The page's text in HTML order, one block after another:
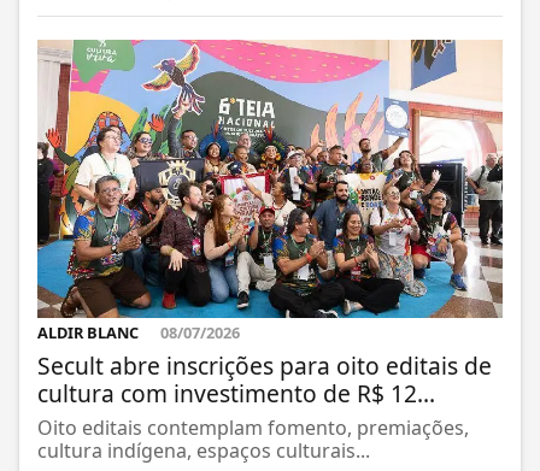
ALDIR BLANC 08/07/2026
Secult abre inscrições para oito editais de
cultura com investimento de R$ 12...
Oito editais contemplam fomento, premiações,
cultura indígena, espaços culturais...